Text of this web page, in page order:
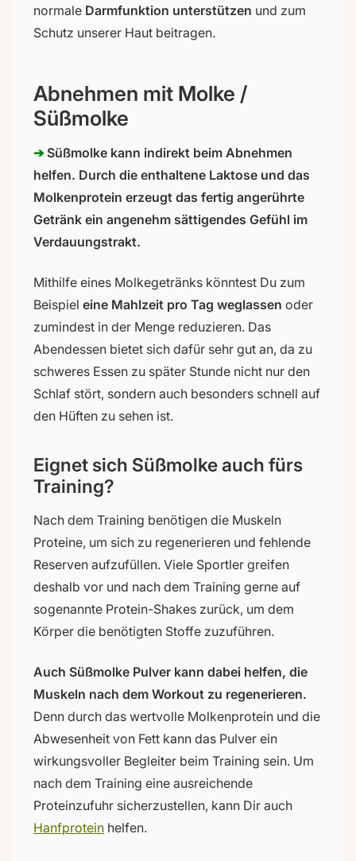
normale Darmfunktion unterstützen und zum
Schutz unserer Haut beitragen.
Abnehmen mit Molke /
Süßmolke
➔Süßmolke kann indirekt beim Abnehmen
helfen. Durch die enthaltene Laktose und das
Molkenprotein erzeugt das fertig angerührte
Getränk ein angenehm sättigendes Gefühl im
Verdauungstrakt.
Mithilfe eines Molkegetränks könntest Du zum
Beispiel eine Mahlzeit pro Tag weglassen oder
zumindest in der Menge reduzieren. Das
Abendessen bietet sich dafür sehr gut an, da zu
schweres Essen zu später Stunde nicht nur den
Schlaf stört, sondern auch besonders schnell auf
den Hüften zu sehen ist.
Eignet sich Süßmolke auch fürs
Training?
Nach dem Training benötigen die Muskeln
Proteine, um sich zu regenerieren und fehlende
Reserven aufzufüllen. Viele Sportler greifen
deshalb vor und nach dem Training gerne auf
sogenannte Protein-Shakes zurück, um dem
Körper die benötigten Stoffe zuzuführen.
Auch Süßmolke Pulver kann dabei helfen, die
Muskeln nach dem Workout zu regenerieren.
Denn durch das wertvolle Molkenprotein und die
Abwesenheit von Fett kann das Pulver ein
wirkungsvoller Begleiter beim Training sein. Um
nach dem Training eine ausreichende
Proteinzufuhr sicherzustellen, kann Dir auch
Hanfprotein helfen.